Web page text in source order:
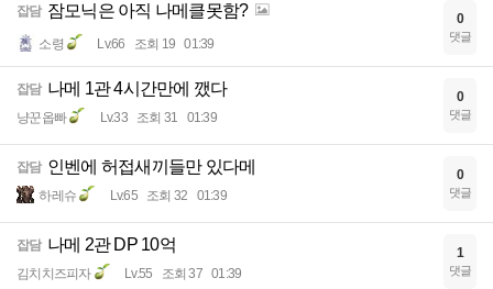
잡담 잠모닉은 아직 나메클못함?
소령 Lv.66 조회 19 01:39
0
댓글
잡담 나메 1관 4시간만에 깼다
냥꾼옵빠 Lv.33 조회 31 01:39
0
댓글
잡담 인벤에 허접새끼들만 있다메
하레슈 Lv.65 조회 32 01:39
0
댓글
잡담 나메 2관 DP 10억
김치치즈피자 Lv.55 조회 37 01:39
1
댓글